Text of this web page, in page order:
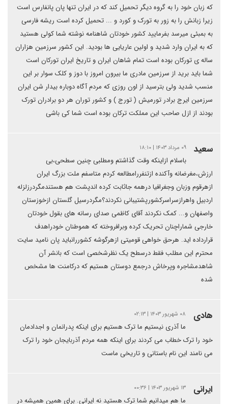
که زبان خود را به گروه دیگر تحمیل کند که در ایران تنها پان پانفارس است
زیرا زبانش را به زور به تورک و کورد و ... تحمیل کرده است ریشه فارسی
به بمبئی میرسد بفرمایید کشور خودتان شاهنامه نوشته شما کولی هستید
که به ایران وارد شدید و اولین عاریایی ها بودید. این کشور سرزمین هزاران
ساله ی تورکان بوده است تمام شاهان ایران و تاریخ ایران تورکان است
شما باید برید از سرزمین مادری ما بیرون امروز با دوز و کلک سوار بر این
منسب شدید ولی بترسید از اون روزی که مردم آگاه دوباره بیدار شن ایران
سرزمین ایرج برادر تورمیش ( تورج ) و کشور توران هر دو برادران تورک
بودند از ازل صاحب این مملکت ترکان بوده است شما کی باشی
سعید ۰۹ مرداد ۱۴۰۳ | ۱۸:۱۰
باسلام ازاینکه وقت گذاشتم ومطلبی چنین سطحی،بی
ارزش،مغرضانه وآکنده ازتنفررامطالعه کردم متاسفم ملت بزرگ ایران
ازهرقوم وزبان وجغرافیا درهمه جاثابت کرده اندپشت هم هستندمگردرزلزله
اردبیل واهرازسراسرکشورپشتیبانی نکردند؟مگردرسیل گلستان ازخوزستان
واصفهان و... کمک نکردند آقای کاظمی صدای رسانه های بقول خودتان
خارجی شماراچنان تحریک کرده وبرافروخته که هموطنان خودراهدف
قرارداده اید. هرحق خواهی قومیتی ازهرگوشه کشوررانباید پان نامید سایت
محترم این مطلب فقط درسطح یک نظرشخصی است که بانشر آن
شاهدمشاجره وپرخاش درجمع دوستان هستیم که درکامنت ها مشخص
شده
هادی ۰۸ شهریور ۱۴۰۳ | ۰۲:۱۳
ما آذری نیستیم ما ترک هستیم برای اینکه پدرانمان و اجدادمان
خود را ترک خطاب می کردند برای اینکه همه مردم آذربایجان خود را ترک
می نامند این نام باستانی و تاریخی ماست
ایرانی ۱۳ شهریور ۱۴۰۳ | ۰۰:۳۶
ما هم میدانیم شما ترک هستید نه ایرانی. برای همین همیشه در